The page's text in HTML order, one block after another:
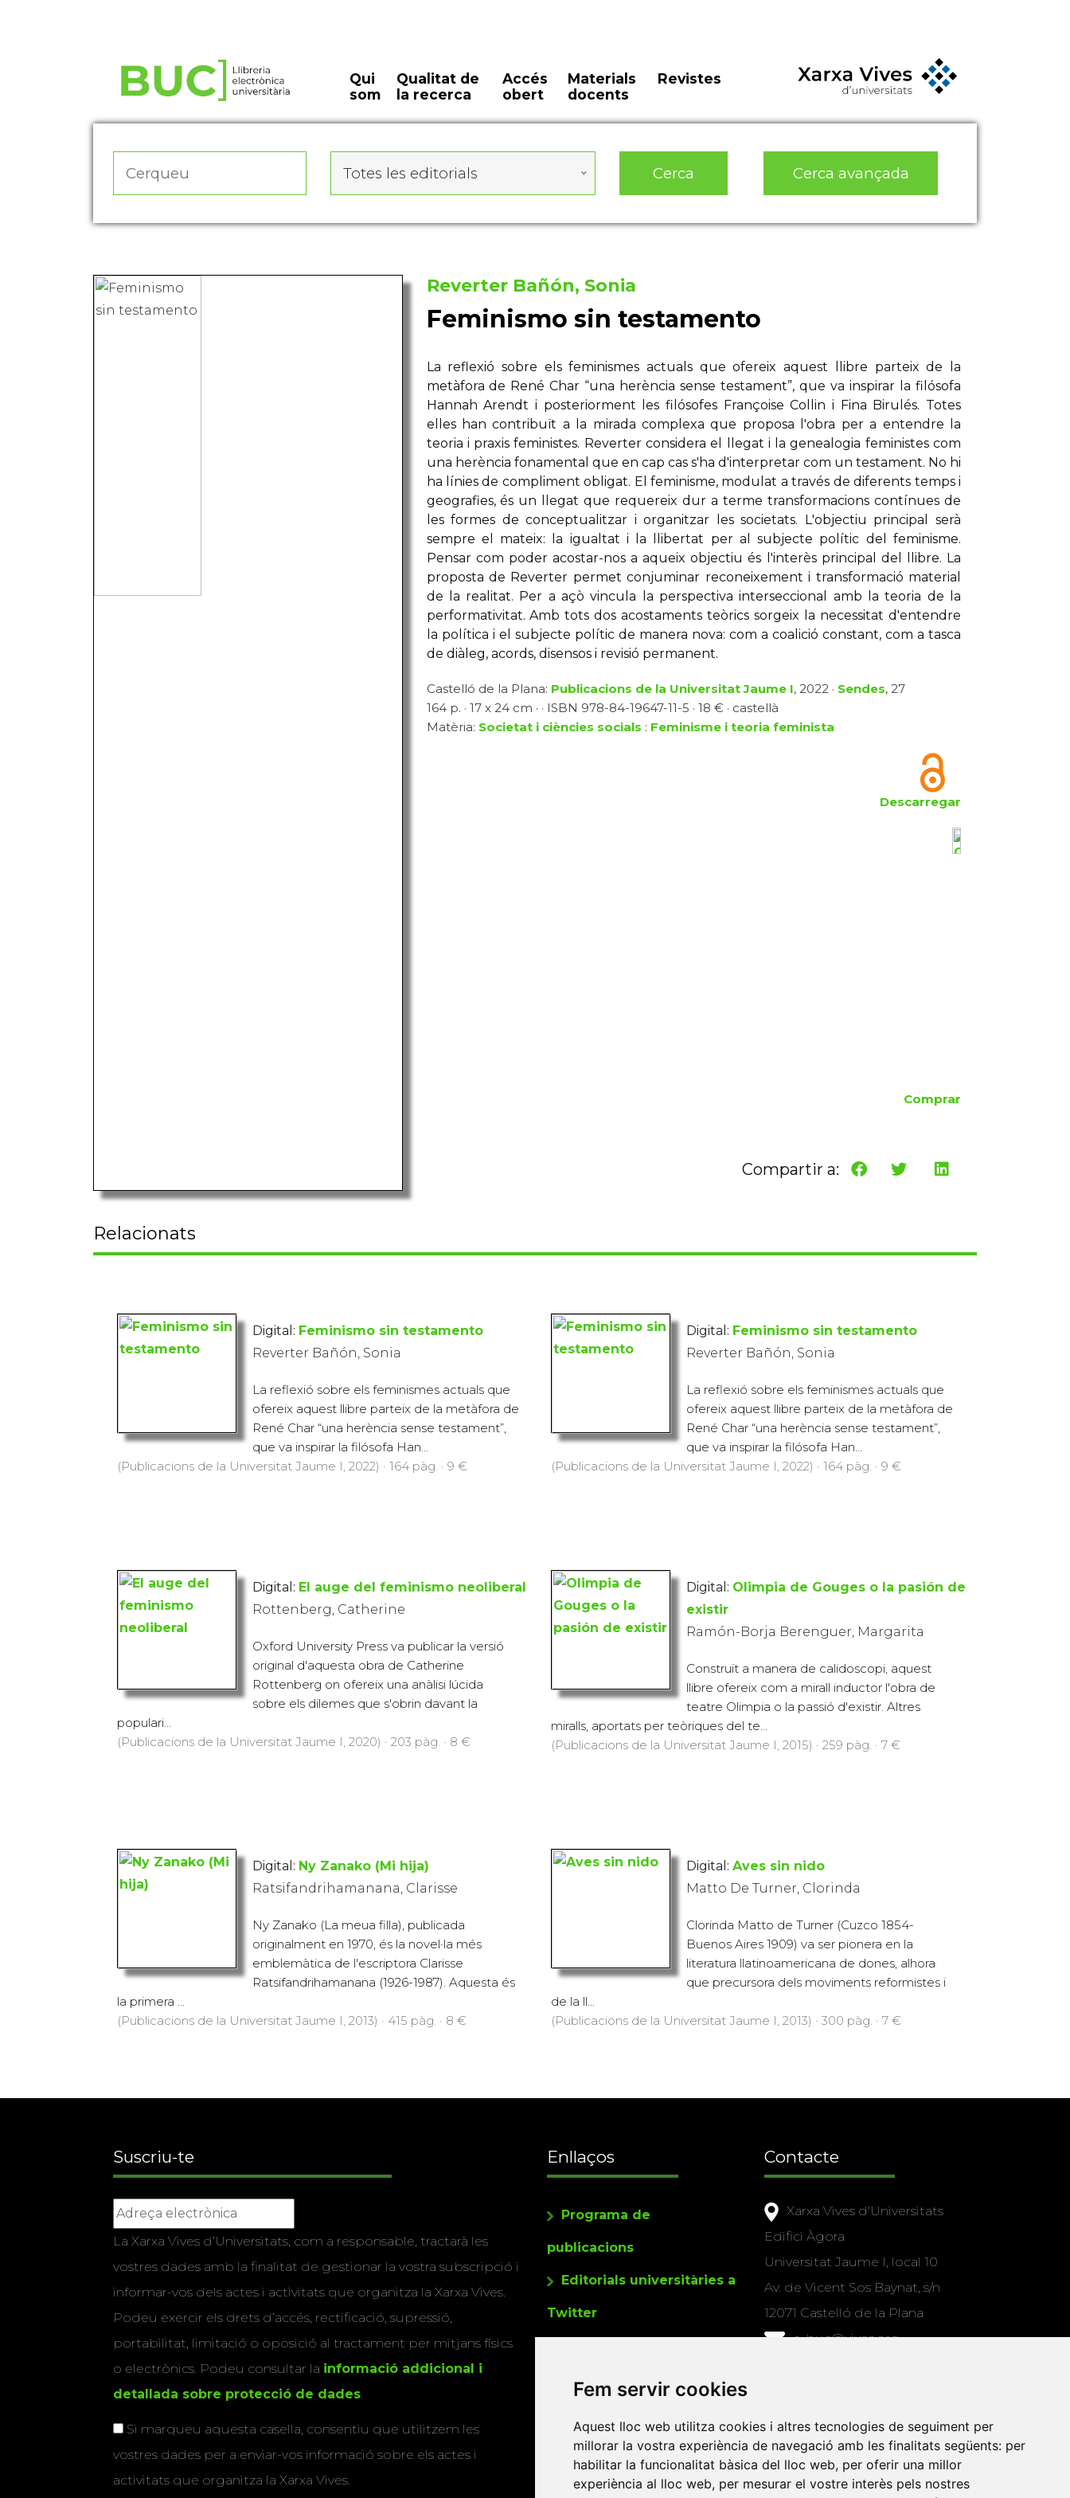
Fem servir cookies
Aquest lloc web utilitza cookies i altres tecnologies de seguiment per
millorar la vostra experiència de navegació amb les finalitats següents: per
habilitar la funcionalitat bàsica del lloc web, per oferir una millor
experiència al lloc web, per mesurar el vostre interès pels nostres
Qui
som
Qualitat de
la recerca
Accés
obert
Materials
docents
Revistes
Totes les editorials Cerca Cerca avançada
Reverter Bañón, Sonia
Feminismo sin testamento
La reflexió sobre els feminismes actuals que ofereix aquest llibre parteix de la
metàfora de René Char “una herència sense testament”, que va inspirar la filósofa
Hannah Arendt i posteriorment les filósofes Françoise Collin i Fina Birulés. Totes
elles han contribuït a la mirada complexa que proposa l'obra per a entendre la
teoria i praxis feministes. Reverter considera el llegat i la genealogia feministes com
una herència fonamental que en cap cas s'ha d'interpretar com un testament. No hi
ha línies de compliment obligat. El feminisme, modulat a través de diferents temps i
geografies, és un llegat que requereix dur a terme transformacions contínues de
les formes de conceptualitzar i organitzar les societats. L'objectiu principal serà
sempre el mateix: la igualtat i la llibertat per al subjecte polític del feminisme.
Pensar com poder acostar-nos a aqueix objectiu és l'interès principal del llibre. La
proposta de Reverter permet conjuminar reconeixement i transformació material
de la realitat. Per a açò vincula la perspectiva interseccional amb la teoria de la
performativitat. Amb tots dos acostaments teòrics sorgeix la necessitat d'entendre
la política i el subjecte polític de manera nova: com a coalició constant, com a tasca
de diàleg, acords, disensos i revisió permanent.
Castelló de la Plana: Publicacions de la Universitat Jaume I, 2022 · Sendes, 27
164 p. · 17 x 24 cm · · ISBN 978-84-19647-11-5 · 18 € · castellà
Matèria: Societat i ciències socials : Feminisme i teoria feminista
Descarregar
Comprar
Compartir a:
Relacionats
Digital: Feminismo sin testamento
Reverter Bañón, Sonia
La reflexió sobre els feminismes actuals que
ofereix aquest llibre parteix de la metàfora de
René Char “una herència sense testament”,
que va inspirar la filósofa Han...
(Publicacions de la Universitat Jaume I, 2022) · 164 pàg. · 9 €
Digital: Feminismo sin testamento
Reverter Bañón, Sonia
La reflexió sobre els feminismes actuals que
ofereix aquest llibre parteix de la metàfora de
René Char “una herència sense testament”,
que va inspirar la filósofa Han...
(Publicacions de la Universitat Jaume I, 2022) · 164 pàg. · 9 €
Digital: El auge del feminismo neoliberal
Rottenberg, Catherine
Oxford University Press va publicar la versió
original d'aquesta obra de Catherine
Rottenberg on ofereix una anàlisi lúcida
sobre els dilemes que s'obrin davant la
populari...
(Publicacions de la Universitat Jaume I, 2020) · 203 pàg. · 8 €
Digital: Olimpia de Gouges o la pasión de
existir
Ramón-Borja Berenguer, Margarita
Construït a manera de calidoscopi, aquest
llibre ofereix com a mirall inductor l'obra de
teatre Olimpia o la passió d'existir. Altres
miralls, aportats per teòriques del te...
(Publicacions de la Universitat Jaume I, 2015) · 259 pàg. · 7 €
Digital: Ny Zanako (Mi hija)
Ratsifandrihamanana, Clarisse
Ny Zanako (La meua filla), publicada
originalment en 1970, és la novel·la més
emblemàtica de l'escriptora Clarisse
Ratsifandrihamanana (1926-1987). Aquesta és
la primera ...
(Publicacions de la Universitat Jaume I, 2013) · 415 pàg. · 8 €
Digital: Aves sin nido
Matto De Turner, Clorinda
Clorinda Matto de Turner (Cuzco 1854-
Buenos Aires 1909) va ser pionera en la
literatura llatinoamericana de dones, alhora
que precursora dels moviments reformistes i
de la ll...
(Publicacions de la Universitat Jaume I, 2013) · 300 pàg. · 7 €
Suscriu-te
La Xarxa Vives d’Universitats, com a responsable, tractarà les
vostres dades amb la finalitat de gestionar la vostra subscripció i
informar-vos dels actes i activitats que organitza la Xarxa Vives.
Podeu exercir els drets d’accés, rectificació, supressió,
portabilitat, limitació o oposició al tractament per mitjans físics
o electrònics. Podeu consultar la informació addicional i
detallada sobre protecció de dades.
Si marqueu aquesta casella, consentiu que utilitzem les
vostres dades per a enviar-vos informació sobre els actes i
activitats que organitza la Xarxa Vives.
Enllaços
Programa de
publicacions
Editorials universitàries a
Twitter
Contacte
Xarxa Vives d'Universitats
Edifici Àgora
Universitat Jaume I, local 10
Av. de Vicent Sos Baynat, s/n
12071 Castelló de la Plana
e-buc@vives.org
de